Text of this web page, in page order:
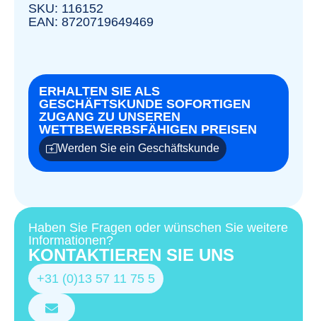
SKU: 116152
EAN: 8720719649469
ERHALTEN SIE ALS
GESCHÄFTSKUNDE SOFORTIGEN
ZUGANG ZU UNSEREN
WETTBEWERBSFÄHIGEN PREISEN
Werden Sie ein Geschäftskunde
Haben Sie Fragen oder wünschen Sie weitere
Informationen?
KONTAKTIEREN SIE UNS
+31 (0)13 57 11 75 5